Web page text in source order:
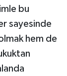
bu
sayesinde
hem de